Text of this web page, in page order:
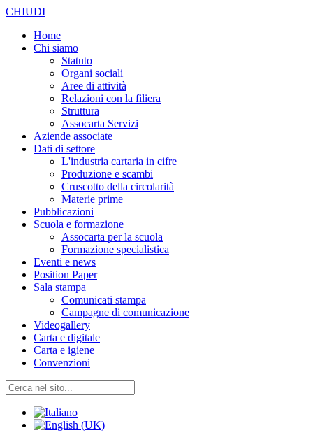
CHIUDI
Home
Chi siamo
Statuto
Organi sociali
Aree di attività
Relazioni con la filiera
Struttura
Assocarta Servizi
Aziende associate
Dati di settore
L'industria cartaria in cifre
Produzione e scambi
Cruscotto della circolarità
Materie prime
Pubblicazioni
Scuola e formazione
Assocarta per la scuola
Formazione specialistica
Eventi e news
Position Paper
Sala stampa
Comunicati stampa
Campagne di comunicazione
Videogallery
Carta e digitale
Carta e igiene
Convenzioni